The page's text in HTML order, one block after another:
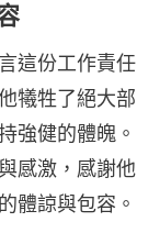
這份工作責任
犧牲了絕大部
強健的體魄。
感激，感謝他
體諒與包容。